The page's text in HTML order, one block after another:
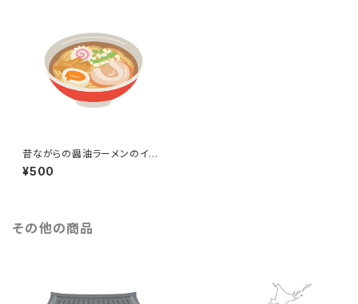
昔ながらの醤油ラーメンのイラ
スト
¥500
その他の商品